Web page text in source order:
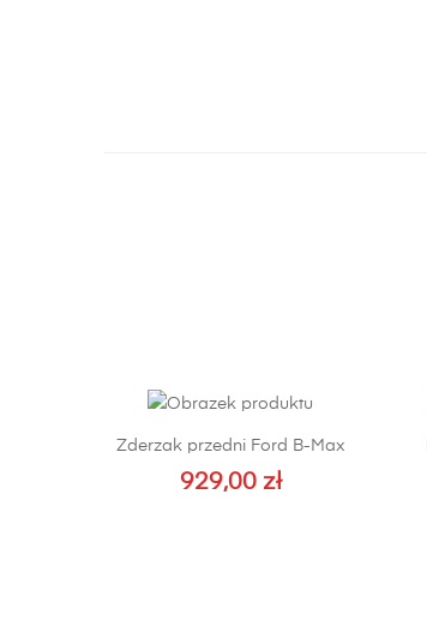
Zderzak przedni Ford B-Max
929,00 zł